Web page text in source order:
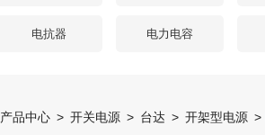
电抗器 电力电容
产品中心 > 开关电源 > 台达 > 开架型电源 >